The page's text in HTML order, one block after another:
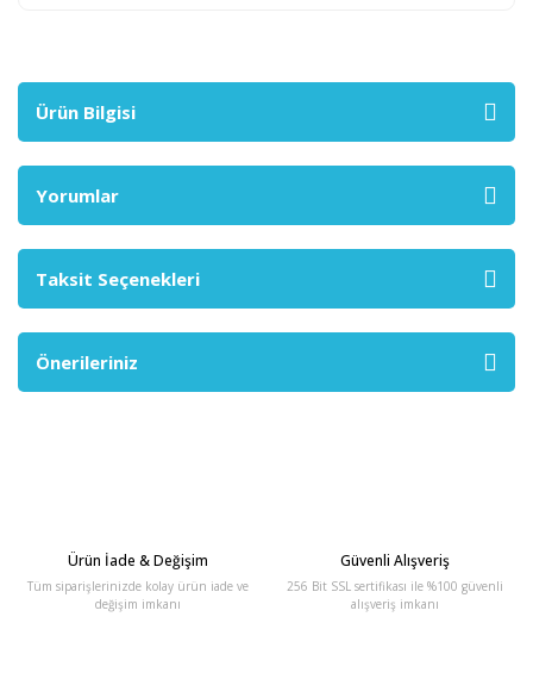
Ürün Bilgisi
Yorumlar
Taksit Seçenekleri
Önerileriniz
Ürün İade & Değişim
Tüm siparişlerinizde kolay ürün iade ve
değişim imkanı
Güvenli Alışveriş
256 Bit SSL sertifikası ile %100 güvenli
alışveriş imkanı